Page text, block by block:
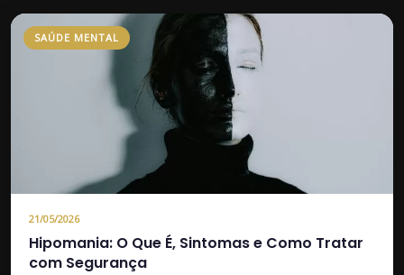
SAÚDE MENTAL
21/05/2026
Hipomania: O Que É, Sintomas e Como Tratar
com Segurança